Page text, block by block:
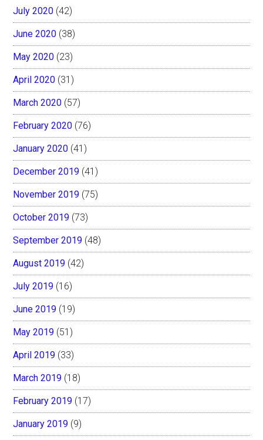
July 2020 (42)
June 2020 (38)
May 2020 (23)
April 2020 (31)
March 2020 (57)
February 2020 (76)
January 2020 (41)
December 2019 (41)
November 2019 (75)
October 2019 (73)
September 2019 (48)
August 2019 (42)
July 2019 (16)
June 2019 (19)
May 2019 (51)
April 2019 (33)
March 2019 (18)
February 2019 (17)
January 2019 (9)